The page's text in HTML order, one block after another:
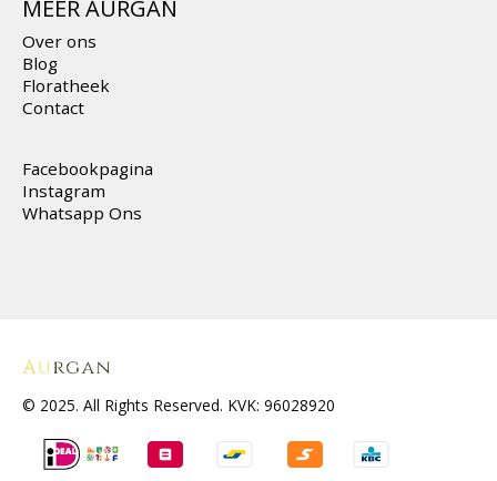
Over ons
Blog
Floratheek
Contact
Instagram
Whatsapp Ons
© 2025. All Rights Reserved. KVK: 96028920